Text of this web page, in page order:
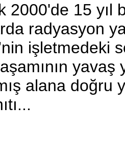
2000'de 15
radyasyon
işletmedeki
yavaş
alana